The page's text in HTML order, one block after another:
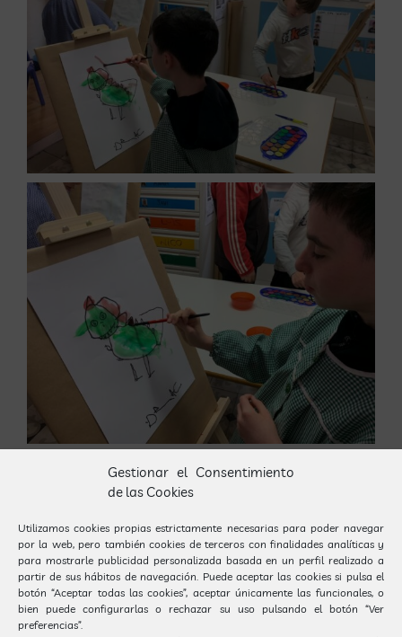
Gestionar el Consentimiento
de las Cookies
Utilizamos cookies propias estrictamente necesarias para poder navegar
por la web, pero también cookies de terceros con finalidades analíticas y
para mostrarle publicidad personalizada basada en un perfil realizado a
partir de sus hábitos de navegación. Puede aceptar las cookies si pulsa el
botón “Aceptar todas las cookies”, aceptar únicamente las funcionales, o
bien puede configurarlas o rechazar su uso pulsando el botón “Ver
preferencias”.